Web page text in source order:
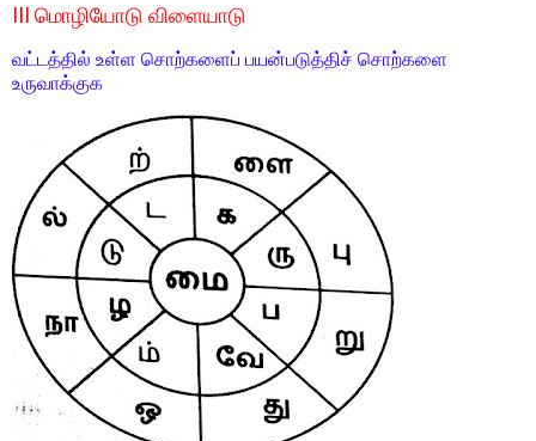
III மொழியோடு விளையாடு
வட்டத்தில் உள்ள சொற்களைப் பயன்படுத்திச் சொற்களை
உருவாக்குக